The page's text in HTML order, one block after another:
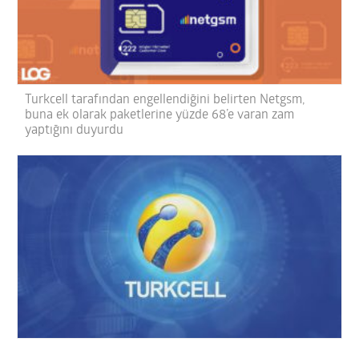
Turkcell tarafından engellendiğini belirten Netgsm,
buna ek olarak paketlerine yüzde 68’e varan zam
yaptığını duyurdu